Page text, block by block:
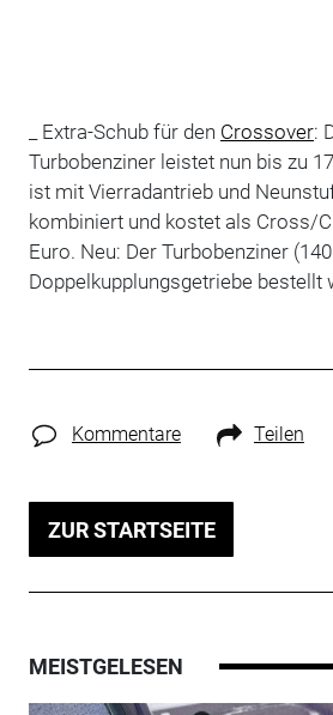
_ Extra-Schub für den Crossover:
Turbobenziner leistet nun bis zu
ist mit Vierradantrieb und
kombiniert und kostet als Cross/
Euro. Neu: Der Turbobenziner
Doppelkupplungsgetriebe bestellt
Kommentare Teilen
ZUR STARTSEITE
MEISTGELESEN